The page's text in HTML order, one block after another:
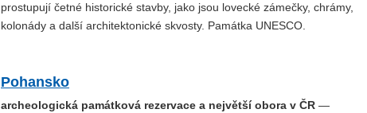
prostupují četné historické stavby, jako jsou lovecké zámečky, chrámy,
kolonády a další architektonické skvosty. Památka UNESCO.
Pohansko
archeologická památková rezervace a největší obora v ČR —